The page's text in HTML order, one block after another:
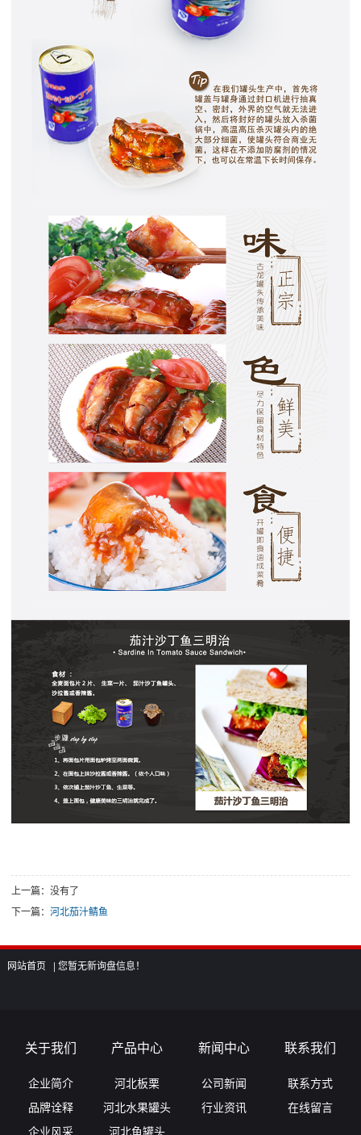
上一篇：没有了
下一篇： 河北茄汁鲭鱼
网站首页 | 您暂无新询盘信息！
关于我们
企业简介
品牌诠释
企业风采
产品中心
河北板栗
河北水果罐头
河北鱼罐头
新闻中心
公司新闻
行业资讯
联系我们
联系方式
在线留言